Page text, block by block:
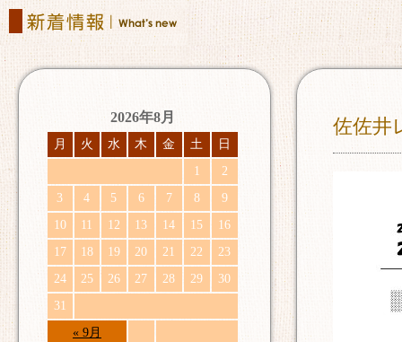
佐佐
2026年8月
月 火 水 木 金 土 日
« 9月
1
2
3
4 5 6 7 8
9
10
11 12 13 14 15
16
17
18 19 20 21 22
23
24
25 26 27 28 29
30
31